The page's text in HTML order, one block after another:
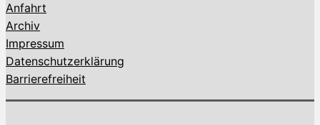
Anfahrt
Archiv
Impressum
Datenschutzerklärung
Barrierefreiheit